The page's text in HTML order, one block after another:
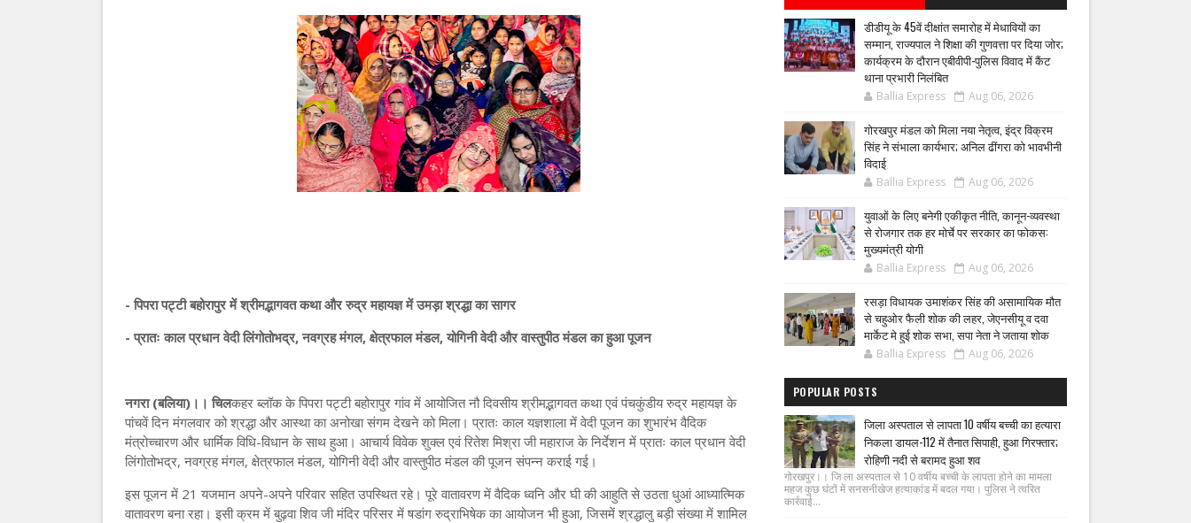
- पिपरा पट्टी बहोरापुर में श्रीमद्भागवत कथा और रुद्र महायज्ञ में उमड़ा श्रद्धा का सागर
- प्रातः काल प्रधान वेदी लिंगोतोभद्र, नवग्रह मंगल, क्षेत्रफाल मंडल, योगिनी वेदी और वास्तुपीठ मंडल का हुआ पूजन
नगरा (बलिया)।। चिलकहर ब्लॉक के पिपरा पट्टी बहोरापुर गांव में आयोजित नौ दिवसीय श्रीमद्भागवत कथा एवं पंचकुंडीय रुद्र महायज्ञ के
पांचवें दिन मंगलवार को श्रद्धा और आस्था का अनोखा संगम देखने को मिला। प्रातः काल यज्ञशाला में वेदी पूजन का शुभारंभ वैदिक
मंत्रोच्चारण और धार्मिक विधि-विधान के साथ हुआ। आचार्य विवेक शुक्ल एवं रितेश मिश्रा जी महाराज के निर्देशन में प्रातः काल प्रधान वेदी
लिंगोतोभद्र, नवग्रह मंगल, क्षेत्रफाल मंडल, योगिनी वेदी और वास्तुपीठ मंडल की पूजन संपन्न कराई गई।
इस पूजन में 21 यजमान अपने-अपने परिवार सहित उपस्थित रहे। पूरे वातावरण में वैदिक ध्वनि और घी की आहुति से उठता धुआं आध्यात्मिक
वातावरण बना रहा। इसी क्रम में बुढ़वा शिव जी मंदिर परिसर में षडांग रुद्राभिषेक का आयोजन भी हुआ, जिसमें श्रद्धालु बड़ी संख्या में शामिल
डीडीयू के 45वें दीक्षांत समारोह में मेधावियों का
सम्मान, राज्यपाल ने शिक्षा की गुणवत्ता पर दिया जोर;
कार्यक्रम के दौरान एबीवीपी-पुलिस विवाद में कैंट
थाना प्रभारी निलंबित
Ballia Express Aug 06, 2026
गोरखपुर मंडल को मिला नया नेतृत्व, इंद्र विक्रम
सिंह ने संभाला कार्यभार; अनिल ढींगरा को भावभीनी
विदाई
Ballia Express Aug 06, 2026
युवाओं के लिए बनेगी एकीकृत नीति, कानून-व्यवस्था
से रोजगार तक हर मोर्चे पर सरकार का फोकस:
मुख्यमंत्री योगी
Ballia Express Aug 06, 2026
रसड़ा विधायक उमाशंकर सिंह की असामायिक मौत
से चहुओर फैली शोक की लहर, जेएनसीयू व दवा
मार्केट मे हुई शोक सभा, सपा नेता ने जताया शोक
Ballia Express Aug 06, 2026
POPULAR POSTS
जिला अस्पताल से लापता 10 वर्षीय बच्ची का हत्यारा
निकला डायल-112 में तैनात सिपाही, हुआ गिरफ्तार;
रोहिणी नदी से बरामद हुआ शव
गोरखपुर।। जि ला अस्पताल से 10 वर्षीय बच्ची के लापता होने का मामला
महज कुछ घंटों में सनसनीखेज हत्याकांड में बदल गया। पुलिस ने त्वरित
कार्रवाई...